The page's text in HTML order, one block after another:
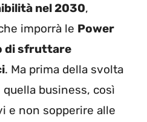
nel 2030,
imporrà le Power
di sfruttare
. Ma prima della svolta
quella business, così
e non sopperire alle